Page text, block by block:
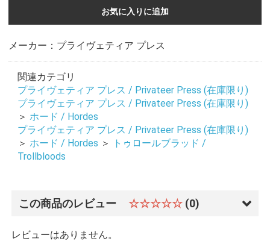
お気に入りに追加
メーカー：プライヴェティア プレス
関連カテゴリ
プライヴェティア プレス / Privateer Press (在庫限り)
プライヴェティア プレス / Privateer Press (在庫限り)
＞ ホード / Hordes
プライヴェティア プレス / Privateer Press (在庫限り)
＞ ホード / Hordes ＞
トゥロールブラッド /
Trollbloods
この商品のレビュー ☆☆☆☆☆ (0)
レビューはありません。